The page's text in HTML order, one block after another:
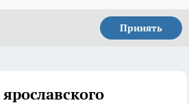
Принять